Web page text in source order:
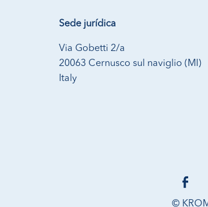
Sede jurídica
Via Gobetti 2/a
20063 Cernusco sul naviglio (MI)
Italy
©